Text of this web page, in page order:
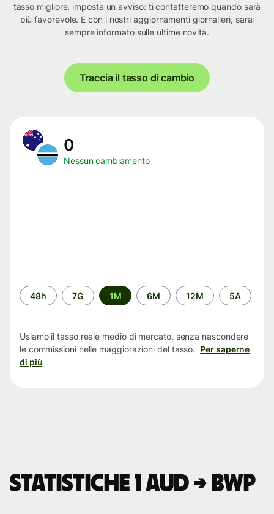
tasso migliore, imposta un avviso: ti contatteremo quando sarà
più favorevole. E con i nostri aggiornamenti giornalieri, sarai
sempre informato sulle ultime novità.
Traccia il tasso di cambio
0
Nessun cambiamento
Periodo
di
48h 7G 1M 6M 12M 5A
Usiamo il tasso reale medio di mercato, senza nascondere
le commissioni nelle maggiorazioni del tasso. Per saperne
di più
Statistiche 1 AUD → BWP